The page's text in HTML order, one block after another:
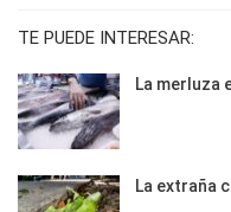
TE PUEDE INTERESAR:
La merluza
La extraña